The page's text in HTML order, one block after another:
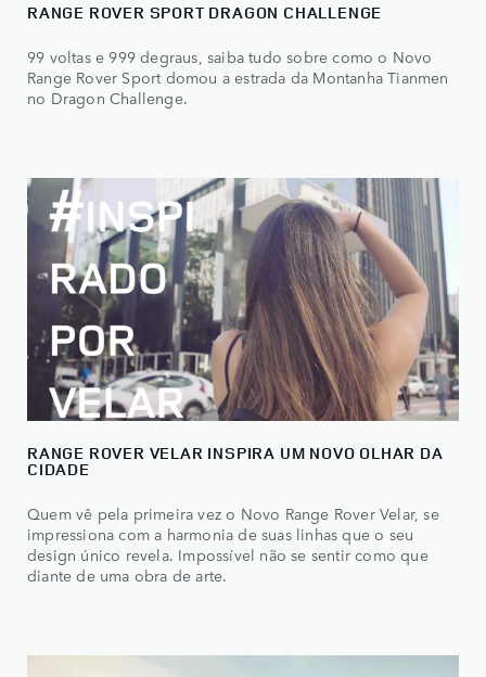
RANGE ROVER SPORT DRAGON CHALLENGE
99 voltas e 999 degraus, saiba tudo sobre como o Novo
Range Rover Sport domou a estrada da Montanha Tianmen
no Dragon Challenge.
RANGE ROVER VELAR INSPIRA UM NOVO OLHAR DA
CIDADE
Quem vê pela primeira vez o Novo Range Rover Velar, se
impressiona com a harmonia de suas linhas que o seu
design único revela. Impossível não se sentir como que
diante de uma obra de arte.